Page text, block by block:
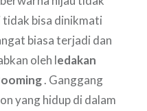
tidak bisa dinikmati
biasa terjadi dan
oleh ledakan
. Ganggang
yang hidup di dalam